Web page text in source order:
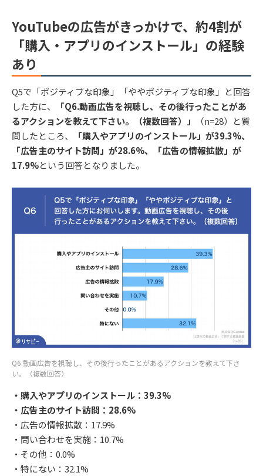
YouTubeの広告がきっかけで、約4割が
「購入・アプリのインストール」の経験
あり
Q5で「ポジティブな印象」「ややポジティブな印象」と回答
した方に、
「Q6.動画広告を視聴し、その後行ったことがあ
るアクションを教えて下さい。（複数回答）」
（n=28）と質
問したところ、
「購入やアプリのインストール」が39.3%、
「広告主のサイト訪問」が28.6%、「広告の情報拡散」が
17.9%という回答となりました。
Q6.動画広告を視聴し、その後行ったことがあるアクションを教えて下さ
い。（複数回答）
・購入やアプリのインストール：39.3%
・広告主のサイト訪問：28.6%
・広告の情報拡散：17.9%
・問い合わせを実施：10.7%
・その他：0.0%
・特にない：32.1%